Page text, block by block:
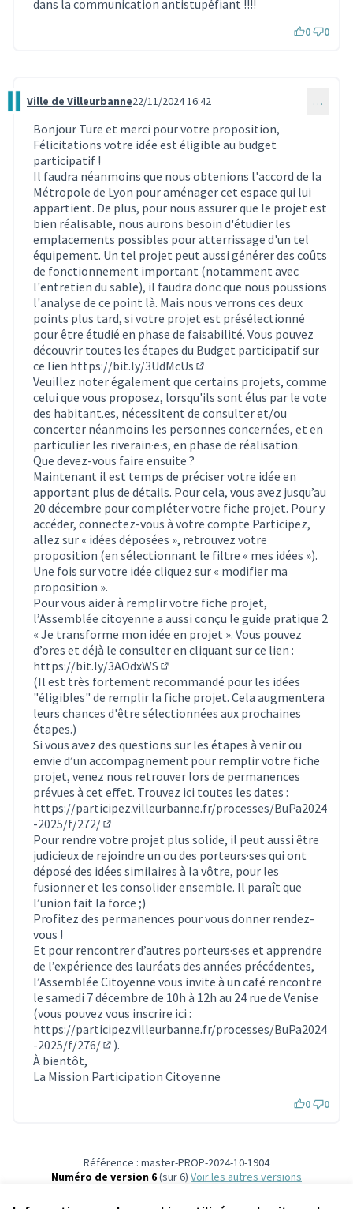
dans la communication antistupéfiant !!!!
0 0
Commentaire 3625
Ville de Villeurbanne22/11/2024 16:42 …
Bonjour Ture et merci pour votre proposition,
Félicitations votre idée est éligible au budget
participatif !
Il faudra néanmoins que nous obtenions l'accord de la
Métropole de Lyon pour aménager cet espace qui lui
appartient. De plus, pour nous assurer que le projet est
bien réalisable, nous aurons besoin d'étudier les
emplacements possibles pour atterrissage d'un tel
équipement. Un tel projet peut aussi générer des coûts
de fonctionnement important (notamment avec
l'entretien du sable), il faudra donc que nous poussions
l'analyse de ce point là. Mais nous verrons ces deux
points plus tard, si votre projet est présélectionné
pour être étudié en phase de faisabilité. Vous pouvez
découvrir toutes les étapes du Budget participatif sur
ce lien https://bit.ly/3UdMcUs
(Lien externe)
Veuillez noter également que certains projets, comme
celui que vous proposez, lorsqu'ils sont élus par le vote
des habitant.es, nécessitent de consulter et/ou
concerter néanmoins les personnes concernées, et en
particulier les riverain·e·s, en phase de réalisation.
Que devez-vous faire ensuite ?
Maintenant il est temps de préciser votre idée en
apportant plus de détails. Pour cela, vous avez jusqu’au
20 décembre pour compléter votre fiche projet. Pour y
accéder, connectez-vous à votre compte Participez,
allez sur « idées déposées », retrouvez votre
proposition (en sélectionnant le filtre « mes idées »).
Une fois sur votre idée cliquez sur « modifier ma
proposition ».
Pour vous aider à remplir votre fiche projet,
l’Assemblée citoyenne a aussi conçu le guide pratique 2
« Je transforme mon idée en projet ». Vous pouvez
d’ores et déjà le consulter en cliquant sur ce lien :
https://bit.ly/3AOdxWS
(Lien externe)
(Il est très fortement recommandé pour les idées
"éligibles" de remplir la fiche projet. Cela augmentera
leurs chances d'être sélectionnées aux prochaines
étapes.)
Si vous avez des questions sur les étapes à venir ou
envie d’un accompagnement pour remplir votre fiche
projet, venez nous retrouver lors de permanences
prévues à cet effet. Trouvez ici toutes les dates :
https://participez.villeurbanne.fr/processes/BuPa2024
-2025/f/272/
(S'ouvre dans un nouvel onglet)
Pour rendre votre projet plus solide, il peut aussi être
judicieux de rejoindre un ou des porteurs·ses qui ont
déposé des idées similaires à la vôtre, pour les
fusionner et les consolider ensemble. Il paraît que
l’union fait la force ;)
Profitez des permanences pour vous donner rendez-
vous !
Et pour rencontrer d’autres porteurs·ses et apprendre
de l’expérience des lauréats des années précédentes,
l’Assemblée Citoyenne vous invite à un café rencontre
le samedi 7 décembre de 10h à 12h au 24 rue de Venise
(vous pouvez vous inscrire ici :
https://participez.villeurbanne.fr/processes/BuPa2024
-2025/f/276/
(S'ouvre dans un nouvel onglet)
).
À bientôt,
La Mission Participation Citoyenne
0 0
Référence : master-PROP-2024-10-1904
Numéro de version 6(sur 6)
voir les autres versions